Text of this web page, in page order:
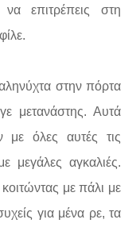
επιτρέπεις στη
στην πόρτα
μετανάστης. Αυτά
με όλες αυτές τις
μεγάλες αγκαλιές.
με πάλι με
για μένα ρε, τα